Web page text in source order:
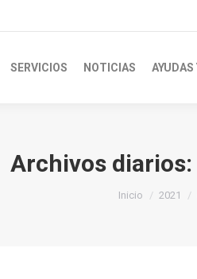
SERVICIOS NOTICIAS AYUDAS
Archivos diarios:
Inicio 2021